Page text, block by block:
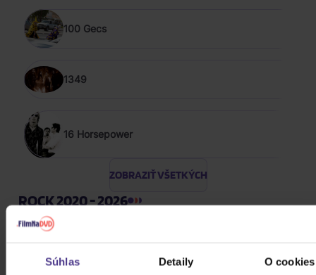
Súhlas Detaily O cookies
100 Gecs
1349
16 Horsepower
ZOBRAZIŤ VŠETKÝCH
ROCK 2020 - 2026